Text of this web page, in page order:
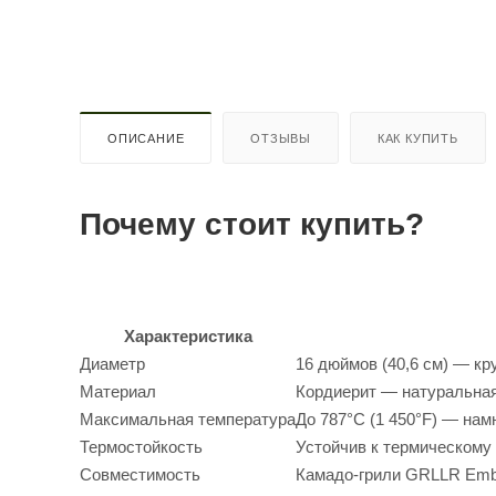
ОПИСАНИЕ ОТЗЫВЫ КАК КУПИТЬ
Почему стоит купить?
Характеристика
Диаметр
16 дюймов (40,6 см) —
Материал
Кордиерит —
Максимальная температураДо 787°C (1 450°F) —
Термостойкость
Устойчив к
Совместимость
Камадо-грили GRLLR